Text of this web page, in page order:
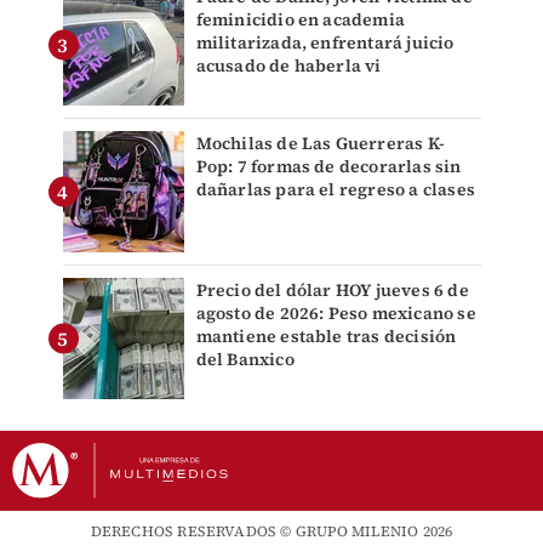
feminicidio en academia
militarizada, enfrentará juicio
acusado de haberla vi
Mochilas de Las Guerreras K-
Pop: 7 formas de decorarlas sin
dañarlas para el regreso a clases
Precio del dólar HOY jueves 6 de
agosto de 2026: Peso mexicano se
mantiene estable tras decisión
del Banxico
DERECHOS RESERVADOS © GRUPO MILENIO 2026